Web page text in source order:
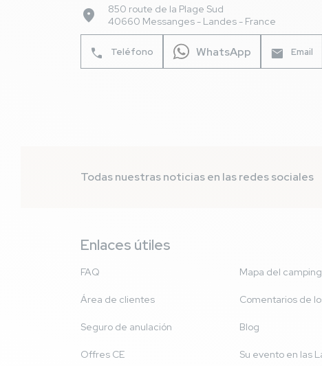
place
850 route de la Plage Sud
40660 Messanges - Landes - France
phone Teléfono WhatsApp mail Email
Todas nuestras noticias en las redes sociales
Enlaces útiles
FAQ
Área de clientes
Seguro de anulación
Offres CE
Mapa del camping
Comentarios de
Blog
Su evento en las